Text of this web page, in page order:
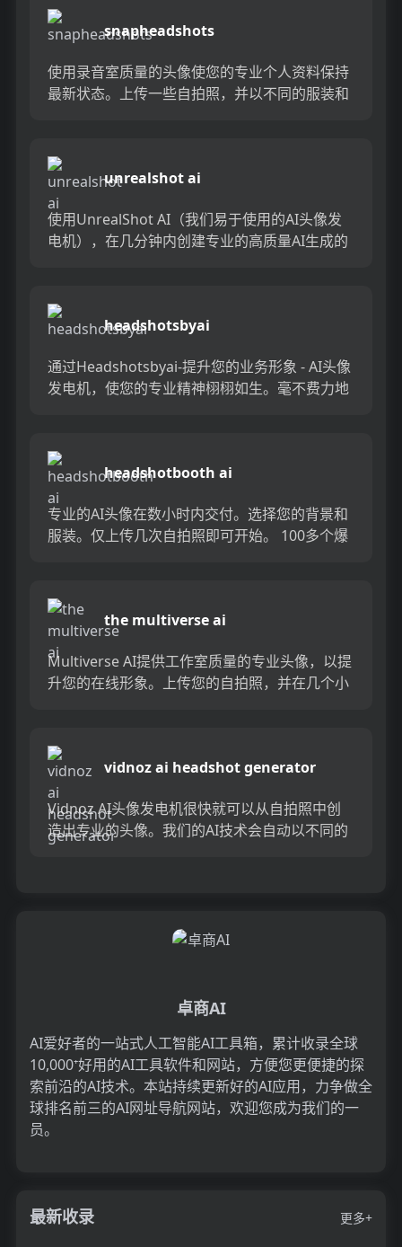
snapheadshots
使用录音室质量的头像使您的专业个人资料保持
最新状态。上传一些自拍照，并以不同的服装和
unrealshot ai
使用UnrealShot AI（我们易于使用的AI头像发
电机），在几分钟内创建专业的高质量AI生成的
headshotsbyai
通过Headshotsbyai-提升您的业务形象 - AI头像
发电机，使您的专业精神栩栩如生。毫不费力地
headshotbooth ai
专业的AI头像在数小时内交付。选择您的背景和
服装。仅上传几次自拍照即可开始。 100多个爆
the multiverse ai
Multiverse AI提供工作室质量的专业头像，以提
升您的在线形象。上传您的自拍照，并在几个小
vidnoz ai headshot generator
Vidnoz AI头像发电机很快就可以从自拍照中创
造出专业的头像。我们的AI技术会自动以不同的
卓商AI
AI爱好者的一站式人工智能AI工具箱，累计收录全球
10,000⁺好用的AI工具软件和网站，方便您更便捷的探
索前沿的AI技术。本站持续更新好的AI应用，力争做全
球排名前三的AI网址导航网站，欢迎您成为我们的一
员。
最新收录 更多+